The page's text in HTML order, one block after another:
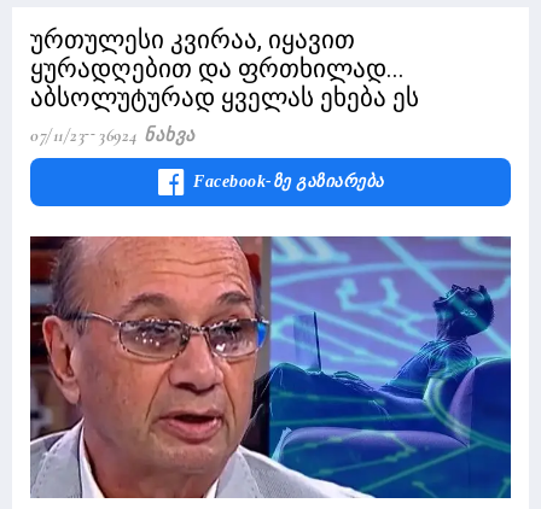
ურთულესი კვირაა, იყავით
ყურადღებით და ფრთხილად...
აბსოლუტურად ყველას ეხება ეს
07/11/23 36924 Ნახვა
Facebook-Ზე Გაზიარება